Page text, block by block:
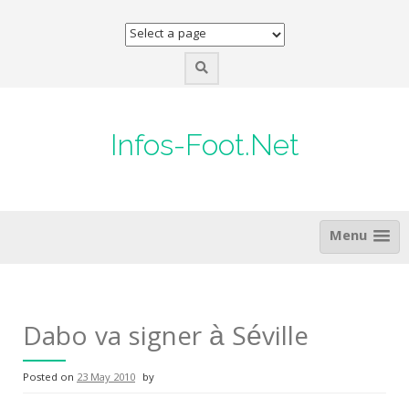
Infos-Foot.Net
Menu
Dabo va signer à Séville
Posted on 23 May 2010 by